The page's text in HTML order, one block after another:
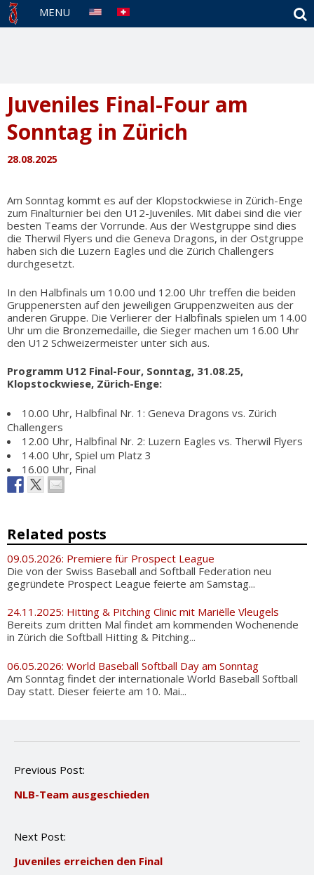
MENU
Juveniles Final-Four am
Sonntag in Zürich
28.08.2025
Am Sonntag kommt es auf der Klopstockwiese in Zürich-Enge
zum Finalturnier bei den U12-Juveniles. Mit dabei sind die vier
besten Teams der Vorrunde. Aus der Westgruppe sind dies
die Therwil Flyers und die Geneva Dragons, in der Ostgruppe
haben sich die Luzern Eagles und die Zürich Challengers
durchgesetzt.
In den Halbfinals um 10.00 und 12.00 Uhr treffen die beiden
Gruppenersten auf den jeweiligen Gruppenzweiten aus der
anderen Gruppe. Die Verlierer der Halbfinals spielen um 14.00
Uhr um die Bronzemedaille, die Sieger machen um 16.00 Uhr
den U12 Schweizermeister unter sich aus.
Programm U12 Final-Four, Sonntag, 31.08.25,
Klopstockwiese, Zürich-Enge:
10.00 Uhr, Halbfinal Nr. 1: Geneva Dragons vs. Zürich
Challengers
12.00 Uhr, Halbfinal Nr. 2: Luzern Eagles vs. Therwil Flyers
14.00 Uhr, Spiel um Platz 3
16.00 Uhr, Final
Related posts
09.05.2026: Premiere für Prospect League
Die von der Swiss Baseball and Softball Federation neu
gegründete Prospect League feierte am Samstag...
24.11.2025: Hitting & Pitching Clinic mit Mariëlle Vleugels
Bereits zum dritten Mal findet am kommenden Wochenende
in Zürich die Softball Hitting & Pitching...
06.05.2026: World Baseball Softball Day am Sonntag
Am Sonntag findet der internationale World Baseball Softball
Day statt. Dieser feierte am 10. Mai...
P
s
a
i
Previous Post:
NLB-Team ausgeschieden
Next Post:
Juveniles erreichen den Final